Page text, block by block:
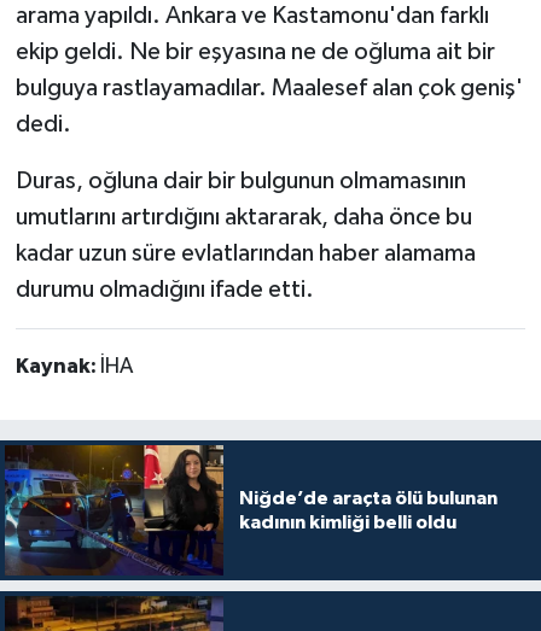
arama yapıldı. Ankara ve Kastamonu'dan farklı
ekip geldi. Ne bir eşyasına ne de oğluma ait bir
bulguya rastlayamadılar. Maalesef alan çok geniş'
dedi.
Duras, oğluna dair bir bulgunun olmamasının
umutlarını artırdığını aktararak, daha önce bu
kadar uzun süre evlatlarından haber alamama
durumu olmadığını ifade etti.
Kaynak: İHA
Niğde’de araçta ölü bulunan
kadının kimliği belli oldu